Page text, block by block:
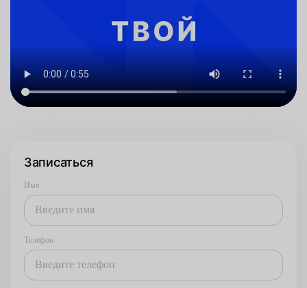
Записаться
Имя
Телефон